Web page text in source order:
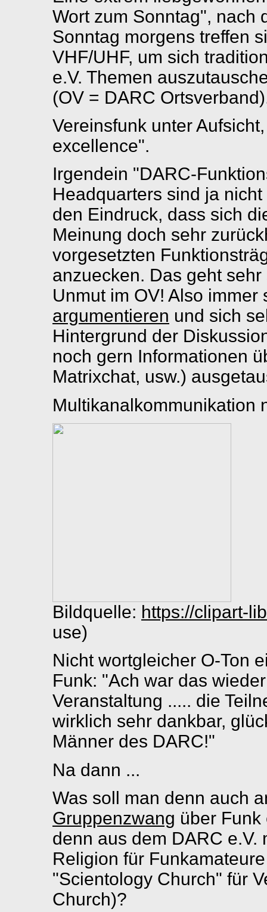
Wort zum Sonntag", nach
Sonntag morgens treffen
VHF/UHF, um sich
e.V. Themen
(OV = DARC
Vereinsfunk unter
excellence".
Irgendein "DARC-
Headquarters sind ja
den Eindruck, dass sich
Meinung doch sehr
vorgesetzten
anzuecken. Das geht
Unmut im OV! Also
argumentieren und sich
Hintergrund der
noch gern Informationen
Matrixchat, usw.)
Multikanalkommunikation
Bildquelle: https://clipart-
use)
Nicht wortgleicher O-Ton
Funk: "Ach war das
Veranstaltung ..... die
wirklich sehr dankbar,
Männer des DARC!"
Na dann ...
Was soll man denn auch
Gruppenzwang über
denn aus dem DARC
Religion für
"Scientology Church" für
Church)?